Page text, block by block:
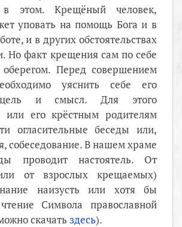
этом. Крещёный человек,
уповать на помощь Бога и в
и в других обстоятельствах
Но факт крещения сам по себе
оберегом. Перед совершением
уяснить себе его
и смысл. Для этого
или его крёстным родителям
огласительные беседы или,
собеседование. В нашем храме
проводит настоятель. От
от взрослых крещаемых)
наизусть или хотя бы
Символа православной
скачать здесь).